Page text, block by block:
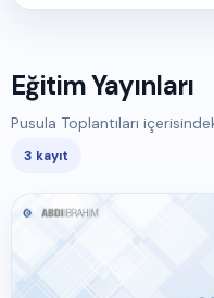
Çocuk Kardiyoloji
Çocuk Romatoloji
Pusula Toplantıları
Eğitim Yayınları
Pusula Toplantıları
3 kayıt